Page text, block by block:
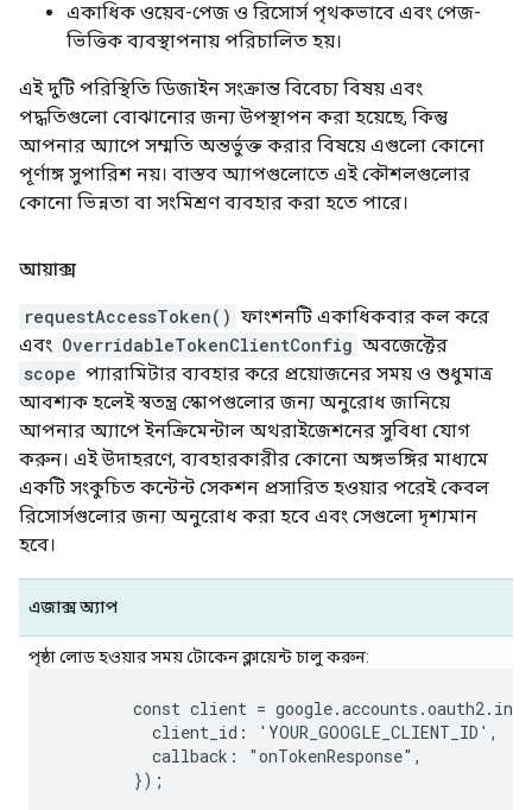
একাধিক ওয়েব-পেজ ও রিসোর্স পৃথকভাবে এবং পেজ-
ভিত্তিক ব্যবস্থাপনায় পরিচালিত হয়।
এই দুটি পরিস্থিতি ডিজাইন সংক্রান্ত বিবেচ্য বিষয় এবং
পদ্ধতিগুলো বোঝানোর জন্য উপস্থাপন করা হয়েছে, কিন্তু
আপনার অ্যাপে সম্মতি অন্তর্ভুক্ত করার বিষয়ে এগুলো কোনো
পূর্ণাঙ্গ সুপারিশ নয়। বাস্তব অ্যাপগুলোতে এই কৌশলগুলোর
কোনো ভিন্নতা বা সংমিশ্রণ ব্যবহার করা হতে পারে।
আয়াক্স
requestAccessToken() ফাংশনটি একাধিকবার কল করে
এবং OverridableTokenClientConfig অবজেক্টের
scope প্যারামিটার ব্যবহার করে প্রয়োজনের সময় ও শুধুমাত্র
আবশ্যক হলেই স্বতন্ত্র স্কোপগুলোর জন্য অনুরোধ জানিয়ে
আপনার অ্যাপে ইনক্রিমেন্টাল অথরাইজেশনের সুবিধা যোগ
করুন। এই উদাহরণে, ব্যবহারকারীর কোনো অঙ্গভঙ্গির মাধ্যমে
একটি সংকুচিত কন্টেন্ট সেকশন প্রসারিত হওয়ার পরেই কেবল
রিসোর্সগুলোর জন্য অনুরোধ করা হবে এবং সেগুলো দৃশ্যমান
হবে।
এজাক্স অ্যাপ
পৃষ্ঠা লোড হওয়ার সময় টোকেন ক্লায়েন্ট চালু করুন:
const client =
          client_id: 'YOUR_GOOGLE_CLIENT_ID',
          callback: "onTokenResponse",
        });